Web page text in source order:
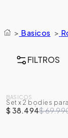
> Basicos >
FILTROS
-45%
BASICOS
Set x 2 bodies
manga sisa
$ 38.494$